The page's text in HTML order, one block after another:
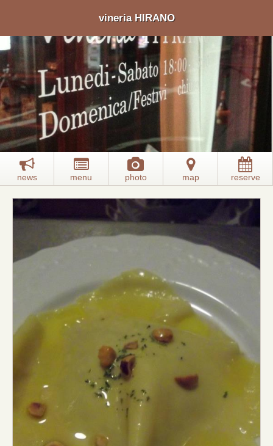
vineria HIRANO
news menu photo map reserve